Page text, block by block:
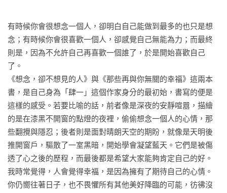
誰讓你做自己比較多。
◎你之所以抗拒愛情的降臨，不是因為你不要，而是不敢要。
怕一旦要了，以後就日夜都不得安寧；怕一旦拿了，以後心碎
一地都還不起。
◎自己如此害怕失去愛人的能力，其實正是說明了愛的存在，
因為，不存在的東西是不會消失的。而那些懷疑，都只是一種
堅定的過程。
◎雖然，捨不得是一種愛的表現，但在更多時候，捨不得跟不
甘心卻很像。差別是，捨不得是為了成就愛，但不甘心只是為
了不認輸。
有時候你會很想念一個人，卻明白自己能做到最多的也只是想
念；有時候你會很喜歡一個人，卻感覺自己無能為力；而最終
則是，因為不允許自己再喜歡一個誰了，於是開始喜歡自己
了。
《想念，卻不想見的人》與《那些再與你無關的幸福》這兩本
書，是自己身為「肆一」這個作家身分的最初始，書寫的便是
這樣的感受。若要比喻的話，前者像是深夜的安靜喧囂，描繪
的是在漆黑不開窗的點燈的夜裡，偷偷想念一個人的心情，那
些翻攪與隱忍；後者則是面對晴朗天空的期盼，就像是天明後
推開窗戶，驅散了一室黑暗，開始學會凝望藍天。它們是被傷
透了心之後的歷程，而最後都是希望大家能夠肯定自己的好。
我時常覺得，人會覺得幸福，是因為擁有了期待自己的心情。
你仍嚮往著日子，也不畏懼所有其他美好降臨的可能，彷彿沒